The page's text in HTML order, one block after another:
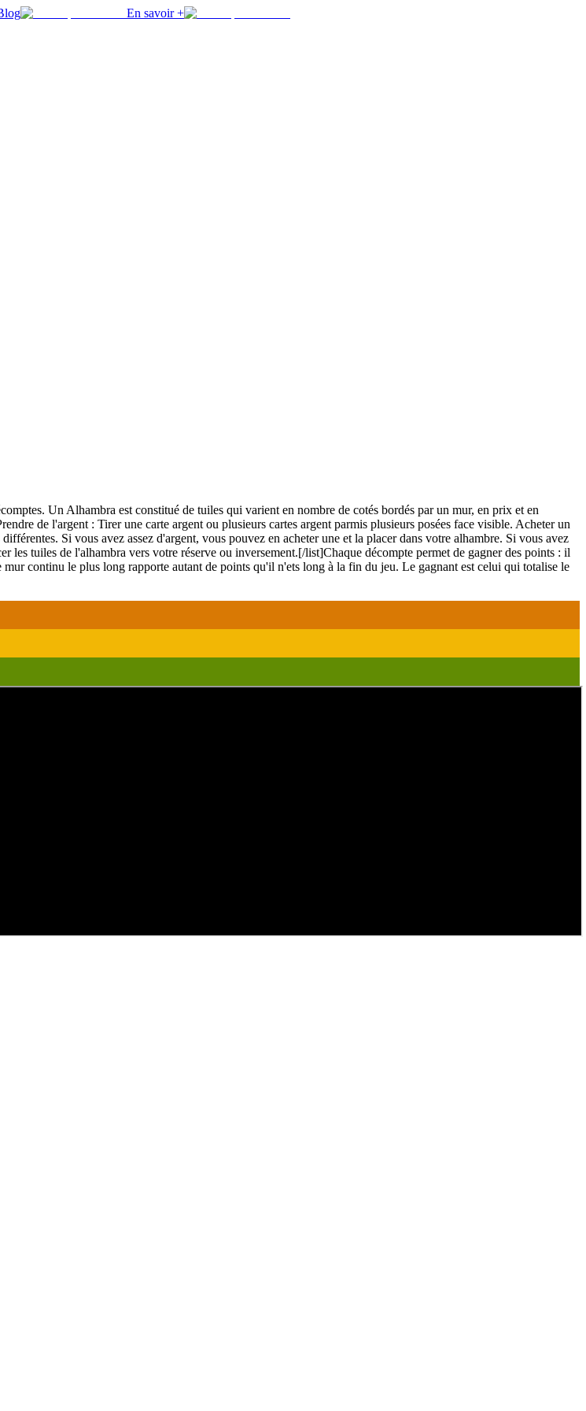
En savoir +
Un Alhambra est constitué de tuiles qui varient en nombre de cotés bordés par un mur, en prix et en
de l'argent : Tirer une carte argent ou plusieurs cartes argent parmis plusieurs posées face visible. Acheter un
Si vous avez assez d'argent, vous pouvez en acheter une et la placer dans votre alhambre. Si vous avez
tuiles de l'alhambra vers votre réserve ou inversement.[/list]Chaque décompte permet de gagner des points : il
continu le plus long rapporte autant de points qu'il n'ets long à la fin du jeu. Le gagnant est celui qui totalise le